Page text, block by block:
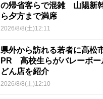
の帰省客らで混雑 山陽新
ら夕方まで満席
2026/8/8(土)12:11
県外から訪れる若者に高松
PR 高校生らがバレーボー
どん店を紹介
2026/8/8(土)12:10